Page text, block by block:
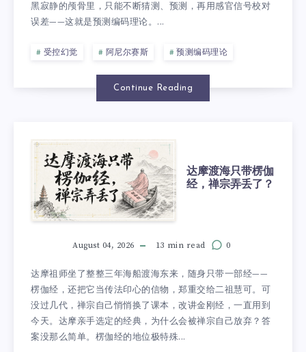
黑寂静的颅骨里，只能不断猜测、预测，再用感官信号校对
误差——这就是预测编码理论。...
受控幻觉 阿尼尔赛斯 预测编码理论
Continue Reading
达摩渡海只带楞伽
经，禅宗弄丢了？
August 04, 2026 13 min read 0
达摩祖师坐了整整三年海船渡海东来，随身只带一部经——
楞伽经，还把它当传法印心的信物，郑重交给二祖慧可。可
没过几代，禅宗自己悄悄换了课本，改讲金刚经，一直用到
今天。达摩亲手选定的经典，为什么会被禅宗自己放弃？答
案没那么简单。楞伽经的地位极特殊...